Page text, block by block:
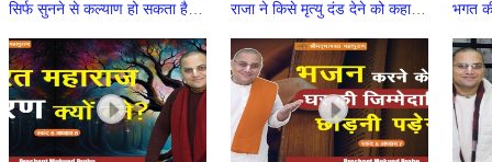
सिर्फ सुनने से कल्याण हो सकता है?
राजा ने किसे मृत्यु दंड देने को कहा? |
भगत